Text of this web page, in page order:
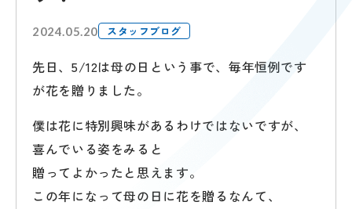
2024.05.20 スタッフブログ
先日、5/12は母の日という事で、毎年恒例です
が花を贈りました。
僕は花に特別興味があるわけではないですが、
喜んでいる姿をみると
贈ってよかったと思えます。
この年になって母の日に花を贈るなんて、